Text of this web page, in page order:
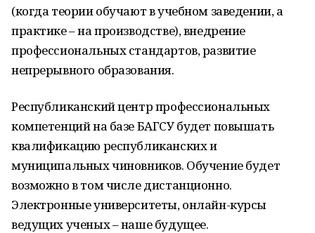
(когда теории обучают в учебном заведении, а
практике – на производстве), внедрение
профессиональных стандартов, развитие
непрерывного образования.
Республиканский центр профессиональных
компетенций на базе БАГСУ будет повышать
квалификацию республиканских и
муниципальных чиновников. Обучение будет
возможно в том числе дистанционно.
Электронные университеты, онлайн-курсы
ведущих ученых – наше будущее.